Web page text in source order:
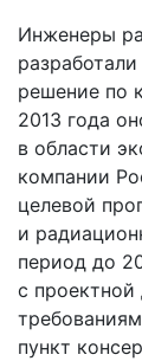
Инженеры
решение по
2013 года
в области
компании
целевой
и
период до
с
пункт